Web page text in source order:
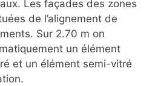
Les façades des zones
de l’alignement de
Sur 2.70 m on
un élément
et un élément semi-vitré